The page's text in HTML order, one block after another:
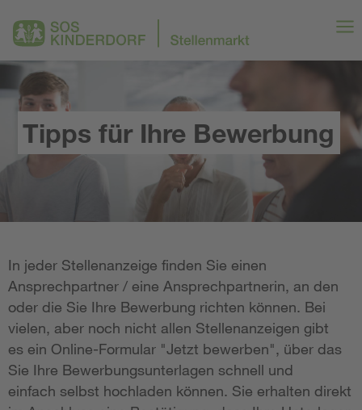
Tipps für Ihre Bewerbung
In jeder Stellenanzeige finden Sie einen
Ansprechpartner / eine Ansprechpartnerin, an den
oder die Sie Ihre Bewerbung richten können. Bei
vielen, aber noch nicht allen Stellenanzeigen gibt
es ein Online-Formular "Jetzt bewerben", über das
Sie Ihre Bewerbungsunterlagen schnell und
einfach selbst hochladen können. Sie erhalten direkt